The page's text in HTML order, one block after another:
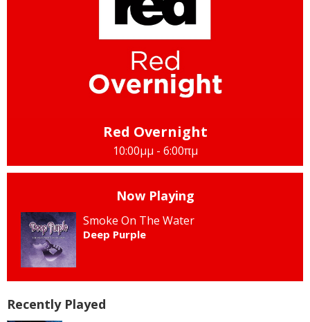
Red Overnight
10:00μμ - 6:00πμ
Now Playing
Smoke On The Water
Deep Purple
Recently Played